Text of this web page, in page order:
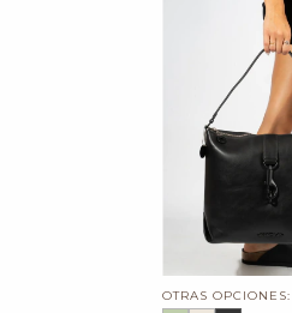
OTRAS OPCIONES: